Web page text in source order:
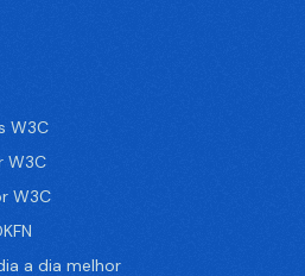
W3C
W3C
W3C
a dia melhor